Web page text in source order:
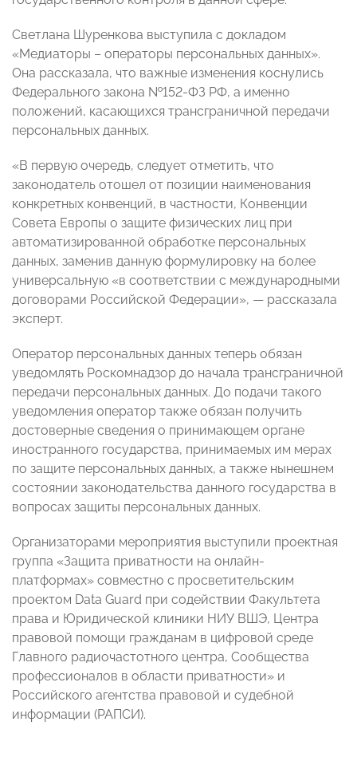
Светлана Шуренкова выступила с докладом
«Медиаторы – операторы персональных данных».
Она рассказала, что важные изменения коснулись
Федерального закона №152-ФЗ РФ, а именно
положений, касающихся трансграничной передачи
персональных данных.
«В первую очередь, следует отметить, что
законодатель отошел от позиции наименования
конкретных конвенций, в частности, Конвенции
Совета Европы о защите физических лиц при
автоматизированной обработке персональных
данных, заменив данную формулировку на более
универсальную «в соответствии с международными
договорами Российской Федерации», — рассказала
эксперт.
Оператор персональных данных теперь обязан
уведомлять Роскомнадзор до начала трансграничной
передачи персональных данных. До подачи такого
уведомления оператор также обязан получить
достоверные сведения о принимающем органе
иностранного государства, принимаемых им мерах
по защите персональных данных, а также нынешнем
состоянии законодательства данного государства в
вопросах защиты персональных данных.
Организаторами мероприятия выступили проектная
группа «Защита приватности на онлайн-
платформах» совместно с просветительским
проектом Data Guard при содействии Факультета
права и Юридической клиники НИУ ВШЭ, Центра
правовой помощи гражданам в цифровой среде
Главного радиочастотного центра, Сообщества
профессионалов в области приватности» и
Российского агентства правовой и судебной
информации (РАПСИ).